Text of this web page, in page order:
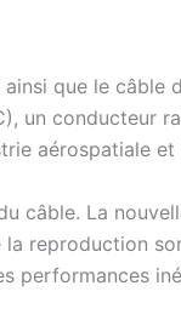
que le câble
un conducteur
aérospatiale
câble. La
reproduction
performances